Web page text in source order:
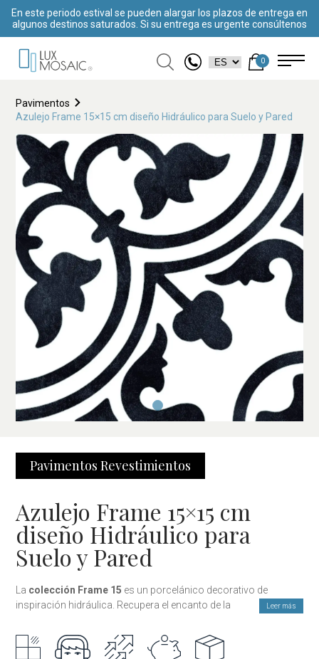
En este periodo estival se pueden alargar los plazos de entrega en
algunos destinos saturados. Si su entrega es urgente consúltenos
0
Pavimentos
Azulejo Frame 15×15 cm diseño Hidráulico para Suelo y Pared
Pavimentos Revestimientos
Azulejo Frame 15×15 cm
diseño Hidráulico para
Suelo y Pared
La colección Frame 15 es un porcelánico decorativo de
inspiración hidráulica. Recupera el encanto de las
clásicas
atemporal. Es una solución ideal para proyectos que buscan
personalidad y diseño.
Leer más